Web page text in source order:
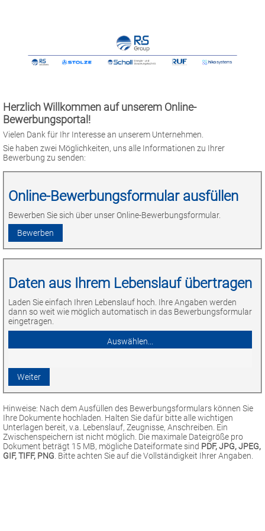
Herzlich Willkommen auf unserem Online-
Bewerbungsportal!
Vielen Dank für Ihr Interesse an unserem Unternehmen.
Sie haben zwei Möglichkeiten, uns alle Informationen zu Ihrer
Bewerbung zu senden:
Online-Bewerbungsformular ausfüllen
Bewerben Sie sich über unser Online-Bewerbungsformular.
Daten aus Ihrem Lebenslauf übertragen
Laden Sie einfach Ihren Lebenslauf hoch. Ihre Angaben werden
dann so weit wie möglich automatisch in das Bewerbungsformular
eingetragen.
Hinweise: Nach dem Ausfüllen des Bewerbungsformulars können Sie
Ihre Dokumente hochladen. Halten Sie dafür bitte alle wichtigen
Unterlagen bereit, v.a. Lebenslauf, Zeugnisse, Anschreiben. Ein
Zwischenspeichern ist nicht möglich. Die maximale Dateigröße pro
Dokument beträgt 15 MB, mögliche Dateiformate sind PDF, JPG, JPEG,
GIF, TIFF, PNG . Bitte achten Sie auf die Vollständigkeit Ihrer Angaben.